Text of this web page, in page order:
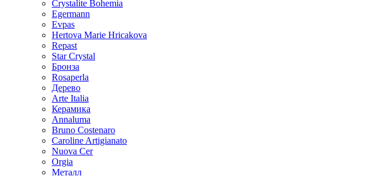
Crystalite Bohemia
Egermann
Evpas
Hertova Marie Hricakova
Repast
Star Crystal
Бронза
Rosaperla
Дерево
Arte Italia
Керамика
Annaluma
Bruno Costenaro
Caroline Artigianato
Nuova Cer
Orgia
Металл